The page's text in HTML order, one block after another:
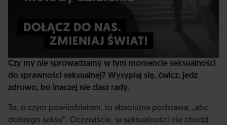
Czy my nie sprowadzamy w tym momencie seksualności
do sprawności seksualnej? Wysypiaj się, ćwicz, jedz
zdrowo, bo inaczej nie dasz rady.
To, o czym powiedziałem, to absolutna podstawa, „abc
dobrego seksu”. Oczywiście, w seksualności nie chodzi